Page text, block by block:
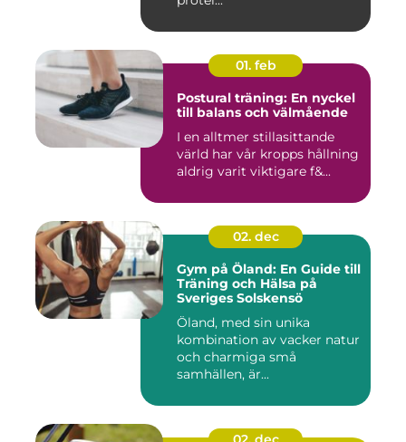
01. feb
Postural träning: En nyckel
till balans och välmående
I en alltmer stillasittande
värld har vår kropps hållning
aldrig varit viktigare f&...
02. dec
Gym på Öland: En Guide till
Träning och Hälsa på
Sveriges Solskensö
Öland, med sin unika
kombination av vacker natur
och charmiga små
samhällen, är...